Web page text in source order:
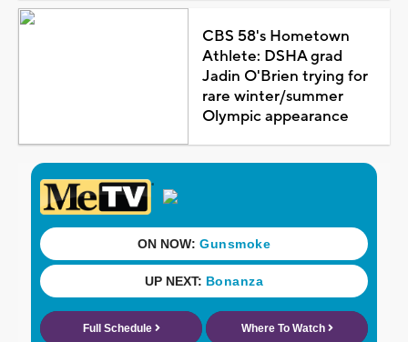
CBS 58's Hometown
Athlete: DSHA grad
Jadin O'Brien trying for
rare winter/summer
Olympic appearance